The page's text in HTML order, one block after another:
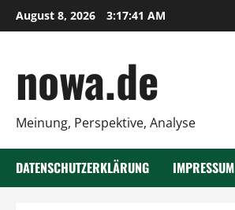
Zum
Inhalt
August 8, 2026 3:17:42 AM
nowa.de
Meinung, Perspektive, Analyse
DATENSCHUTZERKLÄRUNG IMPRESSUM